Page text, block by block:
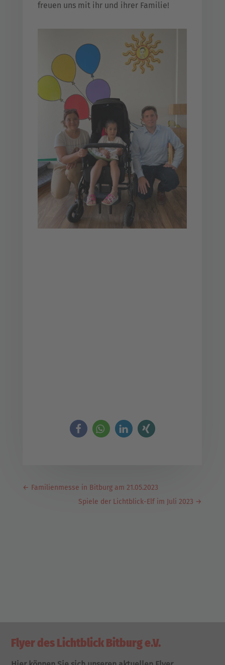
freuen uns mit ihr und ihrer Familie!
← Familienmesse in Bitburg am 21.05.2023
Spiele der Lichtblick-Elf im Juli 2023 →
Flyer des Lichtblick Bitburg e.V.